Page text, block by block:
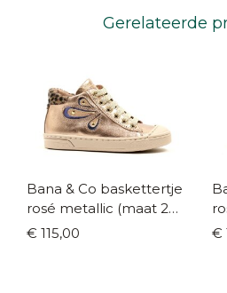
Gerelateerde
Bana & Co baskettertje
rosé metallic (maat 24-
33)
€ 115,00 €